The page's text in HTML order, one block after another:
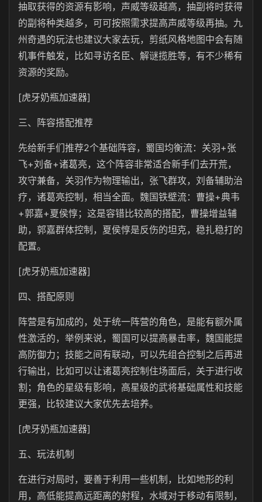
抽取获得的资源有影响，声威等级越高，抽副将时获得
的副将种类越多，可可按照需求提高声威等级再抽。九
州奇遇的玩法也建议大家去玩，剪纸风格地图中会有随
机事件触发，比如寻访名臣、解谜揽胜等，有不少稀有
资源的奖励。
[虎牙奶瓶加速器]
三、阵容搭配推荐
先给新手们推荐2个基础阵容，蜀国均衡流：关羽+张
飞+刘备+诸葛亮，这个阵容非常适合新手们去开荒，
攻守兼备，关羽作为物理输出，张飞群攻，刘备辅助治
疗，诸葛亮控制，相当全面。魏国铁壁流：曹操+典韦
+郭嘉+夏侯惇；这是容错比较高的搭配，曹操增益辅
助，郭嘉群体控制，夏侯惇是反伤的坦克，稳扎稳打的
配置。
[虎牙奶瓶加速器]
四、搭配原则
阵营是有加成的，处于统一阵营的角色，是能有额外属
性激活的，举例来说，蜀国可以提高暴击率，魏国能提
高防御力；技能之间有联动，可以先组合控制之后再进
行输出，比如可以让诸葛亮控制住场面后，关于进行收
割；角色的星级有影响，高星级的武将基础属性和技能
更强，比较建议大家优先去培养。
[虎牙奶瓶加速器]
五、玩法机制
在进行对局时，要善于利用一些机制，比如地形的利
用，高低能提高远距离的射程，水域对于移动有限制，